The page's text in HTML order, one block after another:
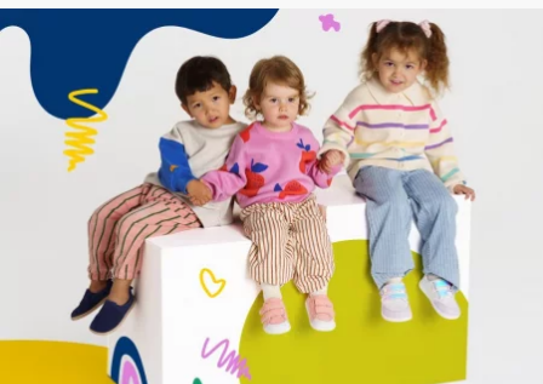
Changer de région
Choisissez le pays de livraison
Votre prénom et nom
Votre adresse mail
Variante
Votre prénom Variante
N° de commande